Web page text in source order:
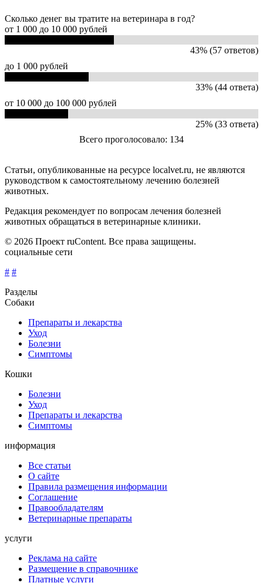
Сколько денег вы тратите на ветеринара в год?
от 1 000 до 10 000 рублей
43% (57 ответов)
до 1 000 рублей
33% (44 ответа)
от 10 000 до 100 000 рублей
25% (33 ответа)
Всего проголосовало: 134
Статьи, опубликованные на ресурсе localvet.ru, не являются
руководством к самостоятельному лечению болезней
животных.
Редакция рекомендует по вопросам лечения болезней
животных обращаться в ветеринарные клиники.
© 2026 Проект ruContent. Все права защищены.
социальные сети
# #
Разделы
Собаки
Препараты и лекарства
Уход
Болезни
Симптомы
Кошки
Болезни
Уход
Препараты и лекарства
Симптомы
информация
Все статьи
О сайте
Правила размещения информации
Соглашение
Правообладателям
Ветеринарные препараты
услуги
Реклама на сайте
Размещение в справочнике
Платные услуги